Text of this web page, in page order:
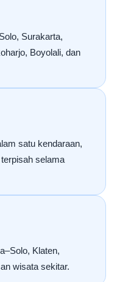
Surakarta,
Boyolali, dan
satu kendaraan,
selama
Klaten,
wisata sekitar.